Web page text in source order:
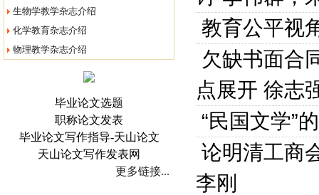
生物学教学杂志介绍
化学教育杂志介绍
物理教学杂志介绍
毕业论文选题
职称论文发表
毕业论文写作指导-天山论文
天山论文写作发表网
更多链接...
教育公平视
欠缺书面合
点展开 徐志
“民国文学”
论明清工商
李刚